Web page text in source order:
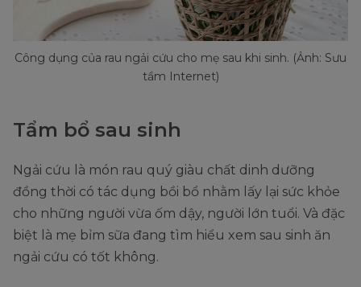
Công dụng của rau ngải cứu cho mẹ sau khi sinh. (Ảnh: Sưu
tầm Internet)
Tẩm bổ sau sinh
Ngải cứu là món rau quý giàu chất dinh dưỡng
đồng thời có tác dụng bồi bổ nhằm lấy lại sức khỏe
cho những người vừa ốm dậy, người lớn tuổi. Và đặc
biệt là mẹ bỉm sữa đang tìm hiểu xem sau sinh ăn
ngải cứu có tốt không.